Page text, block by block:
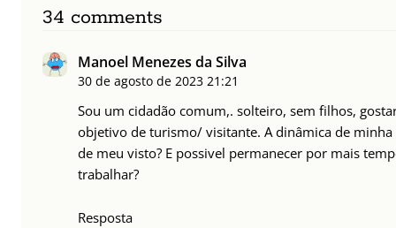
34 comments
Manoel Menezes da Silva
30 de agosto de 2023 21:21
Sou um cidadão comum,. solteiro, sem filhos,
objetivo de turismo/ visitante. A dinâmica de minha
de meu visto? E possivel permanecer por mais
trabalhar?
Resposta